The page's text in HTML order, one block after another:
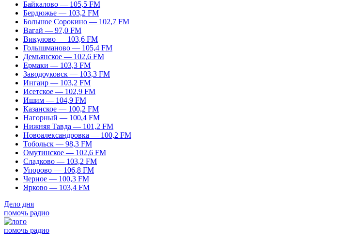
Байкалово — 105,5 FM
Бердюжье — 103,2 FM
Большое Сорокино — 102,7 FM
Вагай — 97,0 FM
Викулово — 103,6 FM
Голышманово — 105,4 FM
Демьянское — 102,6 FM
Ермаки — 103,3 FM
Заводоуковск — 103,3 FM
Ингаир — 103,2 FM
Исетское — 102,9 FM
Ишим — 104,9 FM
Казанское — 100,2 FM
Нагорный — 100,4 FM
Нижняя Тавда — 101,2 FM
Новоалександровка — 100,2 FM
Тобольск — 98,3 FM
Омутинское — 102,6 FM
Сладково — 103,2 FM
Упорово — 106,8 FM
Черное — 100,3 FM
Ярково — 103,4 FM
Дело дня
помочь радио
помочь радио